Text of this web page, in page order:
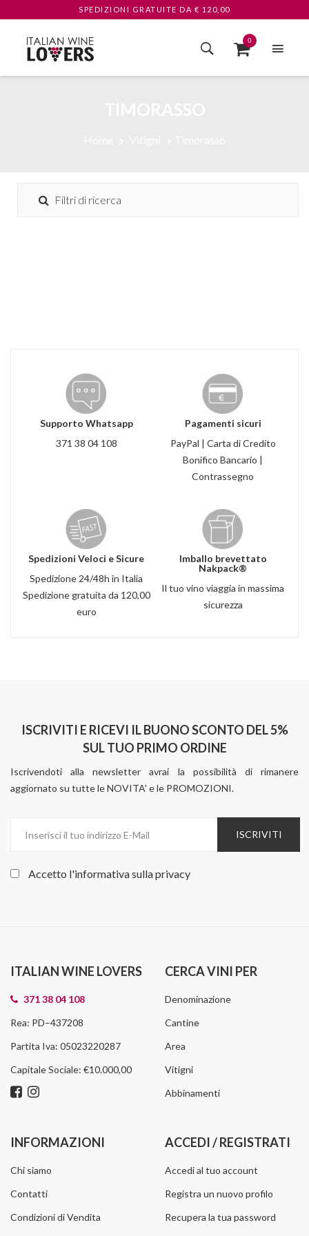
SPEDIZIONI GRATUITE DA € 120,00
0
Filtri di ricerca
Supporto Whatsapp
371 38 04 108
Pagamenti sicuri
PayPal | Carta di Credito
Bonifico Bancario |
Contrassegno
Spedizioni Veloci e Sicure
Spedizione 24/48h in Italia
Spedizione gratuita da 120,00
euro
Imballo brevettato
Nakpack®
Il tuo vino viaggia in massima
sicurezza
ISCRIVITI E RICEVI IL BUONO SCONTO DEL 5%
SUL TUO PRIMO ORDINE
Iscrivendoti alla newsletter avrai la possibilità di rimanere
aggiornato su tutte le NOVITA' e le PROMOZIONI.
ISCRIVITI
Accetto l'informativa sullaprivacy
ITALIAN WINE LOVERS
371 38 04 108
Rea: PD–437208
Partita Iva: 05023220287
Capitale Sociale: €10.000,00
CERCA VINI PER
Denominazione
Cantine
Area
Vitigni
Abbinamenti
INFORMAZIONI
Chi siamo
Contatti
Condizioni di Vendita
ACCEDI / REGISTRATI
Accedi al tuo account
Registra un nuovo profilo
Recupera la tua password